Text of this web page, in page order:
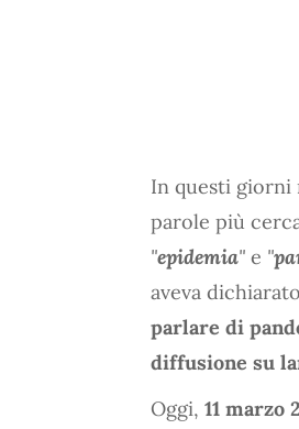
In questi giorni
parole più
"epidemia" e "
aveva
parlare di
diffusione su
Oggi, 11 marzo